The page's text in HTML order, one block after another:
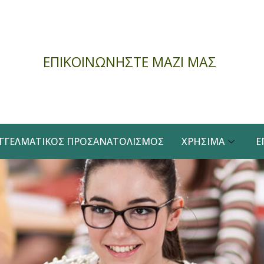
ΕΠΙΚΟΙΝΩΝΗΣΤΕ ΜΑΖΙ ΜΑΣ
ΠΡΟΣΑΝΑΤΟΛΙΣΜΌΣ ΧΡΉΣΙΜΑ